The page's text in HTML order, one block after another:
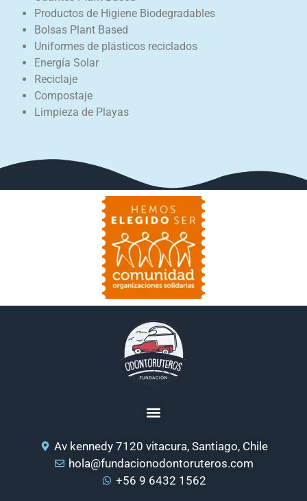
Productos de Higiene Biodegradables
Bolsas Plant Based
Uniformes de plásticos reciclados
Energía Solar
Reciclaje
Compostaje
Limpieza de Playas
Av kennedy 7120 vitacura, Santiago, Chile
hola@fundacionodontoruteros.com
+56 9 6432 1562